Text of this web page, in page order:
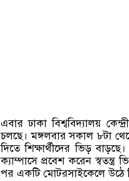
এবার ঢাকা বিশ্ববিদ্যালয়
চলছে। মঙ্গলবার সকাল ৮টা
দিতে শিক্ষার্থীদের ভিড়
ক্যাম্পাসে প্রবেশ করেন স্বতন্ত্র
পর একটি মোটরসাইকেলে উঠে